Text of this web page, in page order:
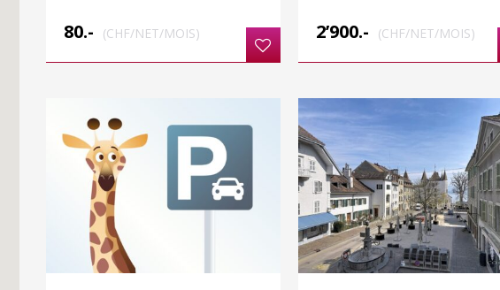
80.- (CHF/NET/MOIS) 2’900.- (CHF/NET/MOIS)